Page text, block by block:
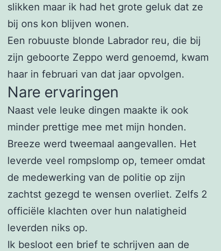
slikken maar ik had het grote geluk dat ze
bij ons kon blijven wonen.
Een robuuste blonde Labrador reu, die bij
zijn geboorte Zeppo werd genoemd, kwam
haar in februari van dat jaar opvolgen.
Nare ervaringen
Naast vele leuke dingen maakte ik ook
minder prettige mee met mijn honden.
Breeze werd tweemaal aangevallen. Het
leverde veel rompslomp op, temeer omdat
de medewerking van de politie op zijn
zachtst gezegd te wensen overliet. Zelfs 2
officiële klachten over hun nalatigheid
leverden niks op.
Ik besloot een brief te schrijven aan de